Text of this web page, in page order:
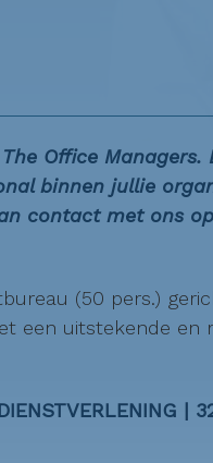
Office Managers.
binnen jullie
contact met ons
(50 pers.)
een uitstekende en
|